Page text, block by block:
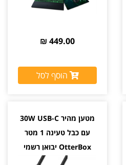
449.00 ₪
הוסף לסל
מטען מהיר 30W USB-C
עם כבל טעינה 1 מטר
OtterBox יבואן רשמי